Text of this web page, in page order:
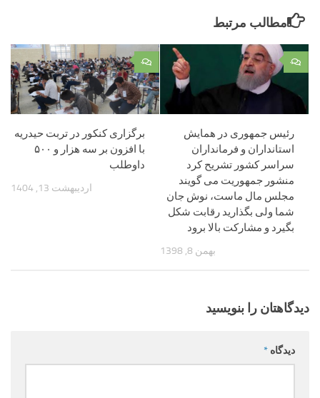
مطالب مرتبط
۰
برگزاری کنکور در تربت‌ حیدریه
با افزون‌ بر سه هزار و ۵۰۰
داوطلب
اردیبهشت 13, 1404
۰
رئیس جمهوری در همایش
استانداران و فرمانداران
سراسر کشور تشریح کرد
منشور جمهوریت می گویند
مجلس مال ماست، نوش جان
شما ولی بگذارید رقابت شکل
بگیرد و مشارکت بالا برود
بهمن 8, 1398
دیدگاهتان را بنویسید
دیدگاه *